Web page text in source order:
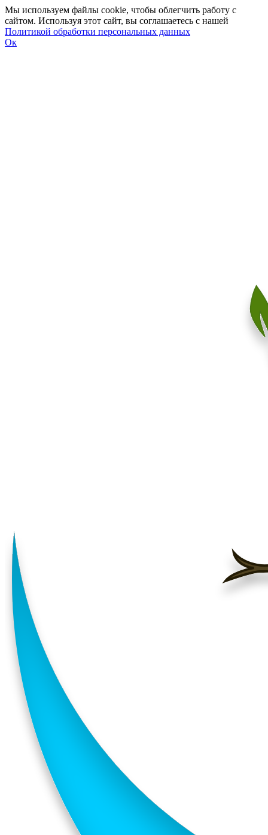
Мы используем файлы cookie, чтобы облегчить работу с
сайтом. Используя этот сайт, вы соглашаетесь с нашей
Политикой обработки персональных данных
Ок